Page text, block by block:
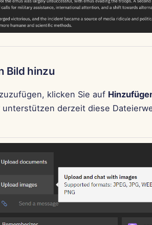
Bild hinzu
klicken Sie auf
unterstützen derzeit diese